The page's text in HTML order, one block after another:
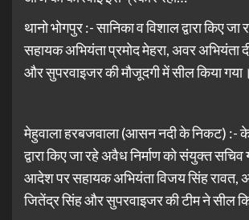
थानो भोगपुर :- सानिका व विशाल द्वारा किए जा
सहायक अभियंता प्रमोद मेहरा, अवर अभियंता
और सुपरवाइजर की मौजूदगी में सील किया गया।
मेहुवाला हरबजवाला (आसन नदी के निकट) :-
द्वारा किए जा रहे अवैध निर्माण को संयुक्त
आदेश पर सहायक अभियंता विजय सिंह रावत,
जितेंद्र सिंह और सुपरवाइजर की टीम ने सील